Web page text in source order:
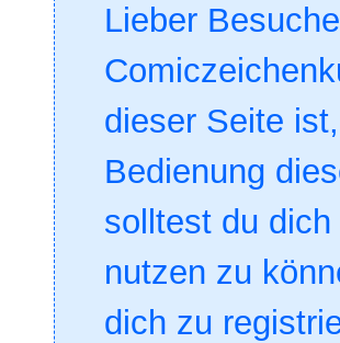
Lieber
dieser Seite
Bedienung
solltest du
nutzen zu
dich zu